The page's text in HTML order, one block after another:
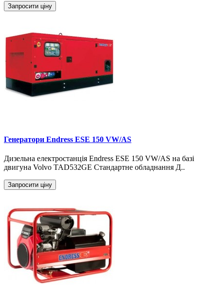
Запросити ціну
Генератори Endress ESE 150 VW/AS
Дизельна електростанція Endress ESE 150 VW/AS на базі
двигуна Volvo TAD532GE Стандартне обладнання Д..
Запросити ціну